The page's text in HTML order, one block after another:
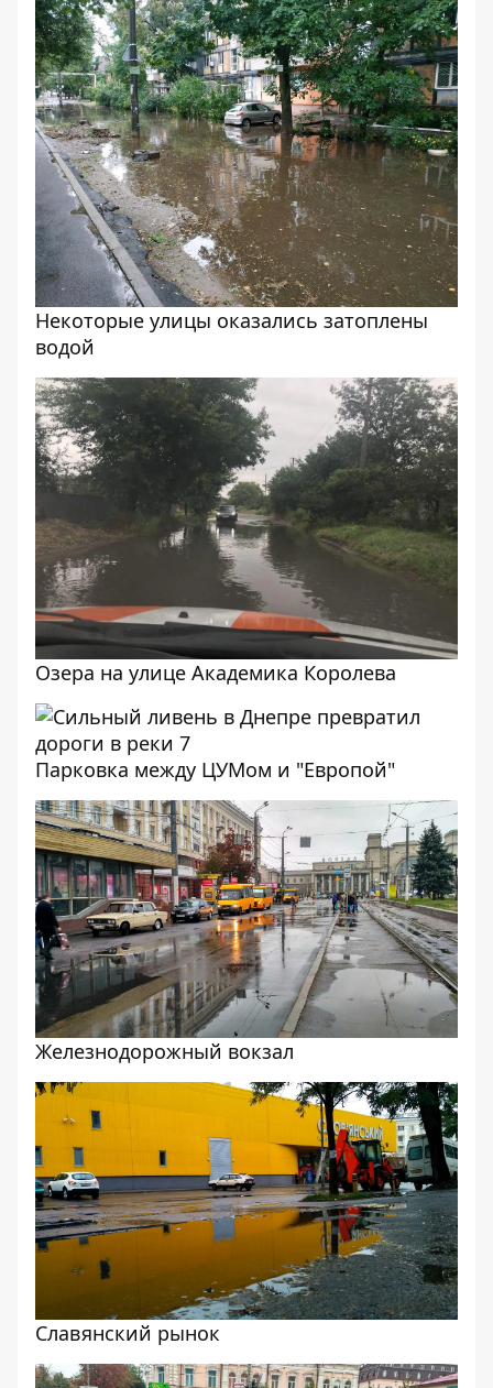
Некоторые улицы оказались затоплены
водой
Озера на улице Академика Королева
Парковка между ЦУМом и "Европой"
Железнодорожный вокзал
Славянский рынок